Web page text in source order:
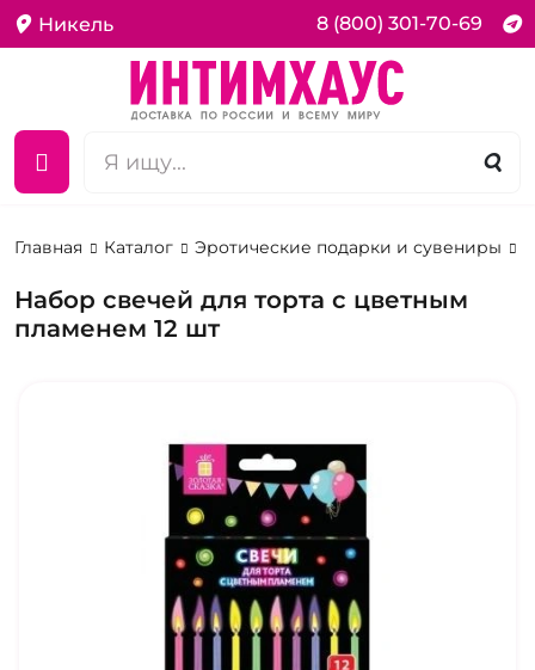
Никель 8 (800) 301-70-69
Главная Каталог Эротические подарки и сувениры
Набор свечей для торта с цветным
пламенем 12 шт